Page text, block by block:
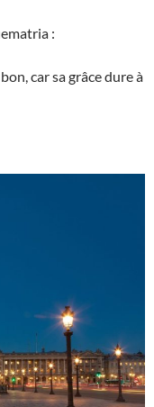
:
car sa grâce dure à